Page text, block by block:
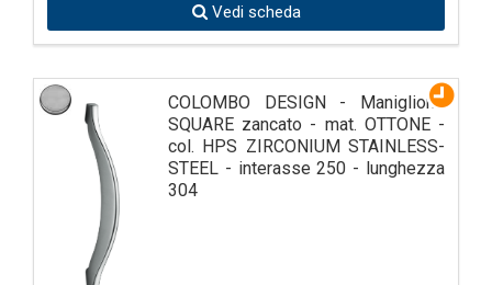
Vedi scheda
COLOMBO DESIGN - Maniglione
SQUARE zancato - mat. OTTONE -
col. HPS ZIRCONIUM STAINLESS-
STEEL - interasse 250 - lunghezza
304